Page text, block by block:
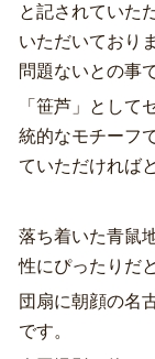
と記されていた
いただいており
問題ないとの事
「笹芦」として
統的なモチーフ
ていただければ
落ち着いた青鼠
性にぴったりだ
団扇に朝顔の名
です。